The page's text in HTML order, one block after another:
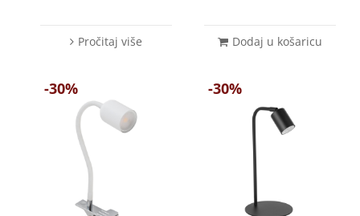
Pročitaj više Dodaj u košaricu
-30% -30%